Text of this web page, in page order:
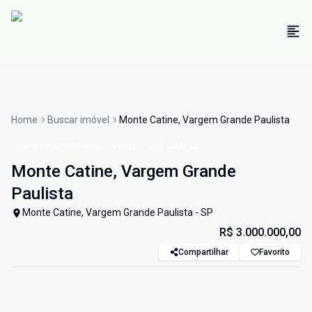
Home Buscar imóvel Monte Catine, Vargem Grande Paulista
Monte Catine, Vargem Grande
Paulista
Monte Catine, Vargem Grande Paulista - SP
R$ 3.000.000,00
Compartilhar Favorito